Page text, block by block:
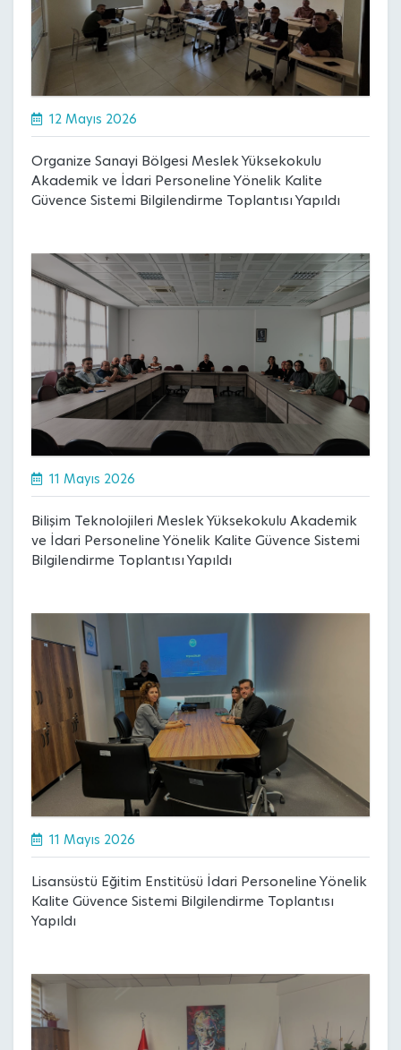
12 Mayıs 2026
Organize Sanayi Bölgesi Meslek Yüksekokulu
Akademik ve İdari Personeline Yönelik Kalite
Güvence Sistemi Bilgilendirme Toplantısı Yapıldı
11 Mayıs 2026
Bilişim Teknolojileri Meslek Yüksekokulu Akademik
ve İdari Personeline Yönelik Kalite Güvence Sistemi
Bilgilendirme Toplantısı Yapıldı
11 Mayıs 2026
Lisansüstü Eğitim Enstitüsü İdari Personeline Yönelik
Kalite Güvence Sistemi Bilgilendirme Toplantısı
Yapıldı